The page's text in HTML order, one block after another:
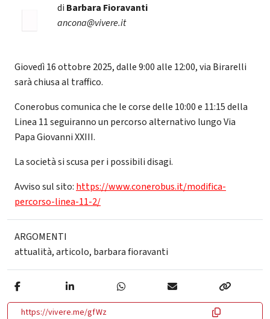
di Barbara Fioravanti
ancona@vivere.it
Giovedì 16 ottobre 2025, dalle 9:00 alle 12:00, via Birarelli
sarà chiusa al traffico.
Conerobus comunica che le corse delle 10:00 e 11:15 della
Linea 11 seguiranno un percorso alternativo lungo Via
Papa Giovanni XXIII.
La società si scusa per i possibili disagi.
Avviso sul sito: https://www.conerobus.it/modifica-
percorso-linea-11-2/
ARGOMENTI
attualità,articolo, barbara fioravanti
https://vivere.me/gfWz